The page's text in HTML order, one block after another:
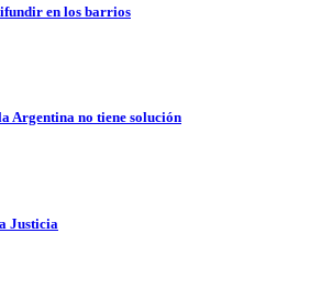
en los barrios
Argentina no tiene solución
Justicia